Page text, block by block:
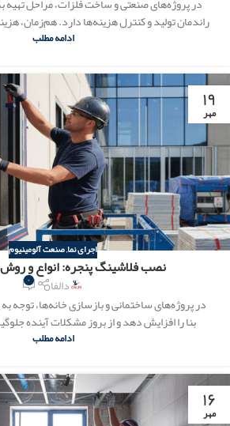
راندمان تولید و کنترل هزینه‌ها دارد. هم‌زمان،
ادامه مطلب
۱۹
مهر
اجرای نما,صنعت آلومینیوم
نصب فلاشینگ پنجره: انواع و
دالفا ۰
در پروژه‌های ساختمانی و بازسازی خانه‌ها، توجه
بنا را افزایش دهد و از بروز مشکلات آینده
ادامه مطلب
۱۶
مهر